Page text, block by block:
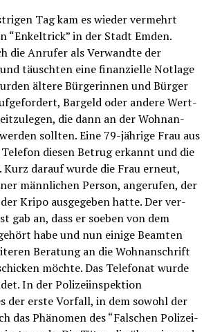
Tag kam es wie­der ver­mehrt
“Enkel­trick” in der Stadt Emden.
die Anru­fer als Ver­wand­te der
täusch­ten eine finan­zi­el­le Not­la­ge
älte­re Bür­ge­rin­nen und Bür­ger
Bar­geld oder ande­re Wert­
die dann an der Wohn­an­
soll­ten. Eine 79-jäh­ri­ge Frau aus
die­sen Betrug erkannt und die
dar­auf wur­de die Frau erneut,
männ­li­chen Per­son, ange­ru­fen, der
Kri­po aus­ge­ge­ben hat­te. Der ver­
gab an, dass er soeben von dem
habe und nun eini­ge Beam­ten
Bera­tung an die Wohn­an­schrift
möch­te. Das Tele­fo­nat wur­de
In der Poli­zei­in­spek­ti­on
der ers­te Vor­fall, in dem sowohl der
das Phä­no­men des “Fal­schen Poli­zei­